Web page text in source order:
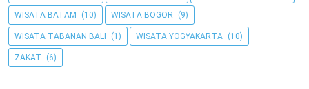
WISATA BATAM (10) WISATA BOGOR (9)
WISATA TABANAN BALI (1) WISATA YOGYAKARTA (10)
ZAKAT (6)